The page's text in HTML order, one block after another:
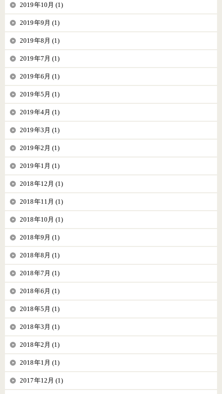
2019年10月 (1)
2019年9月 (1)
2019年8月 (1)
2019年7月 (1)
2019年6月 (1)
2019年5月 (1)
2019年4月 (1)
2019年3月 (1)
2019年2月 (1)
2019年1月 (1)
2018年12月 (1)
2018年11月 (1)
2018年10月 (1)
2018年9月 (1)
2018年8月 (1)
2018年7月 (1)
2018年6月 (1)
2018年5月 (1)
2018年3月 (1)
2018年2月 (1)
2018年1月 (1)
2017年12月 (1)